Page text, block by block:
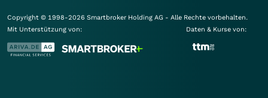
Copyright © 1998-2026 Smartbroker Holding AG - Alle Rechte vorbehalten.
Mit Unterstützung von:
Daten & Kurse von: